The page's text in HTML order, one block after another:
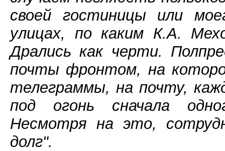
своей гостиницы или
улицах, по каким К.А.
Дрались как черти.
почты фронтом, на
телеграммы, на почту,
под огонь сначала
Несмотря на это,
долг".